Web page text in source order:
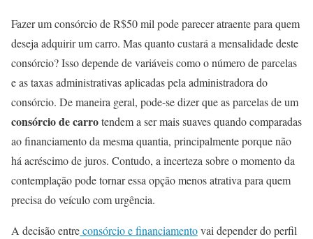
Fazer um consórcio de R$50 mil pode parecer atraente para quem
deseja adquirir um carro. Mas quanto custará a mensalidade deste
consórcio? Isso depende de variáveis como o número de parcelas
e as taxas administrativas aplicadas pela administradora do
consórcio. De maneira geral, pode-se dizer que as parcelas de um
consórcio de carrotendem a ser mais suaves quando comparadas
ao financiamento da mesma quantia, principalmente porque não
há acréscimo de juros. Contudo, a incerteza sobre o momento da
contemplação pode tornar essa opção menos atrativa para quem
precisa do veículo com urgência.
A decisão entreconsórcio e financiamentovai depender do perfil